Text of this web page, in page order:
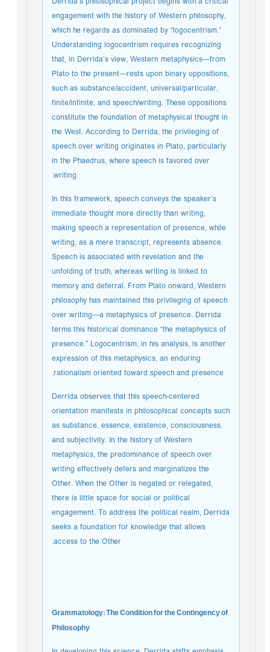
engagement with the history of Western philosophy,
which he regards as dominated by “logocentrism.”
Understanding logocentrism requires recognizing
that, in Derrida’s view, Western metaphysics—from
Plato to the present—rests upon binary oppositions,
such as substance/accident, universal/particular,
finite/infinite, and speech/writing. These oppositions
constitute the foundation of metaphysical thought in
the West. According to Derrida, the privileging of
speech over writing originates in Plato, particularly
in the Phaedrus, where speech is favored over
writing.
In this framework, speech conveys the speaker’s
immediate thought more directly than writing,
making speech a representation of presence, while
writing, as a mere transcript, represents absence.
Speech is associated with revelation and the
unfolding of truth, whereas writing is linked to
memory and deferral. From Plato onward, Western
philosophy has maintained this privileging of speech
over writing—a metaphysics of presence. Derrida
terms this historical dominance “the metaphysics of
presence.” Logocentrism, in his analysis, is another
expression of this metaphysics, an enduring
rationalism oriented toward speech and presence.
Derrida observes that this speech-centered
orientation manifests in philosophical concepts such
as substance, essence, existence, consciousness,
and subjectivity. In the history of Western
metaphysics, the predominance of speech over
writing effectively defers and marginalizes the
Other. When the Other is negated or relegated,
there is little space for social or political
engagement. To address the political realm, Derrida
seeks a foundation for knowledge that allows
access to the Other.
Grammatology: The Condition for the Contingency of
Philosophy